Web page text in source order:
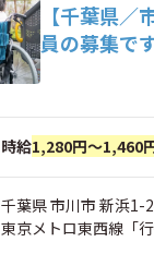
【千葉県
員の募集で
時給1,280円～1,460
千葉県 市川市 新浜1-
東京メトロ東西線「